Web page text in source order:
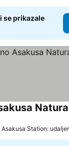
se prikazale
Asakusa Station: